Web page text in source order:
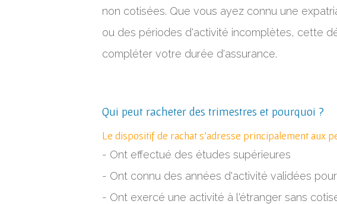
non cotisées. Que vous ayez connu une
ou des périodes d'activité incomplètes, cette
compléter votre durée d'assurance.
Qui peut racheter des trimestres et pourquoi ?
Le dispositif de rachat s'adresse principalement aux
- Ont effectué des études supérieures
- Ont connu des années d'activité validées
- Ont exercé une activité à l'étranger sans